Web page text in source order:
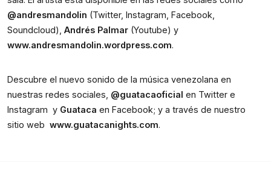
@andresmandolin (Twitter, Instagram, Facebook,
Soundcloud), Andrés Palmar
www.andresmandolin.wordpress.com.
Descubre el nuevo sonido de la música venezolana en
nuestras redes sociales, @guatacaoficial en Twitter e
Instagram  y Guataca en Facebook; y a través de nuestro
sitio web www.guatacanights.com.